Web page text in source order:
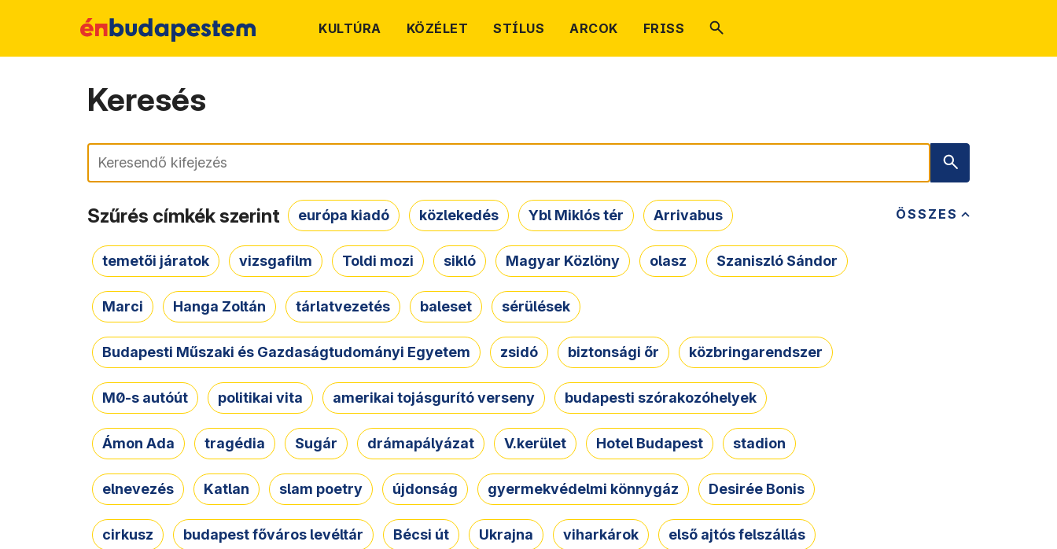
KULTÚRA KÖZÉLET STÍLUS ARCOK FRISS
Keresés
Keresés
ÖSSZES
Szűrés címkék szerint európa kiadó közlekedés Ybl Miklós tér Arrivabus
temetői járatok vizsgafilm Toldi mozi sikló Magyar Közlöny olasz Szaniszló Sándor
Marci Hanga Zoltán tárlatvezetés baleset sérülések
Budapesti Műszaki és Gazdaságtudományi Egyetem zsidó biztonsági őr közbringarendszer
M0-s autóút politikai vita amerikai tojásgurító verseny budapesti szórakozóhelyek
Ámon Ada tragédia Sugár drámapályázat V.kerület Hotel Budapest stadion
elnevezés Katlan slam poetry újdonság gyermekvédelmi könnygáz Desirée Bonis
cirkusz budapest főváros levéltár Bécsi út Ukrajna viharkárok első ajtós felszállás